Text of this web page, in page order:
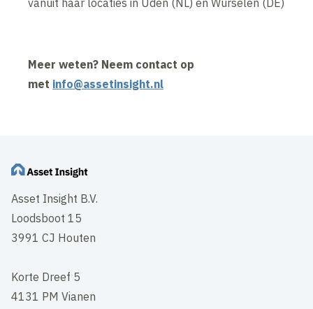
Meer weten? Neem contact op
met info@assetinsight.nl
Asset Insight B.V.
Loodsboot 15
3991 CJ Houten
Korte Dreef 5
4131 PM Vianen